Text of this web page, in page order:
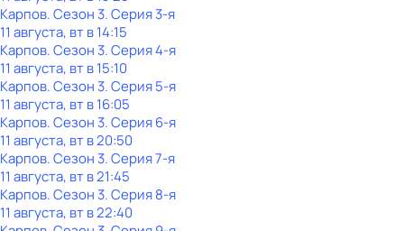
Карпов. Сезон 3. Серия 3-я
11 августа, вт в 14:15
Карпов. Сезон 3. Серия 4-я
11 августа, вт в 15:10
Карпов. Сезон 3. Серия 5-я
11 августа, вт в 16:05
Карпов. Сезон 3. Серия 6-я
11 августа, вт в 20:50
Карпов. Сезон 3. Серия 7-я
11 августа, вт в 21:45
Карпов. Сезон 3. Серия 8-я
11 августа, вт в 22:40